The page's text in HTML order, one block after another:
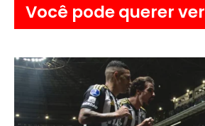
Você pode querer ver